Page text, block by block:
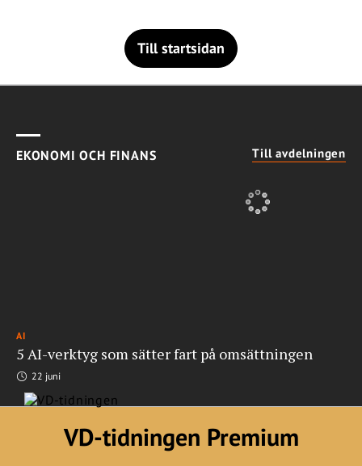
Till startsidan
EKONOMI OCH FINANS Till avdelningen
AI
5 AI-verktyg som sätter fart på omsättningen
22 juni
VD-tidningen Premium